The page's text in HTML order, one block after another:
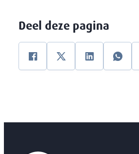
Deel deze pagina
FacebookTwitterLinkedin